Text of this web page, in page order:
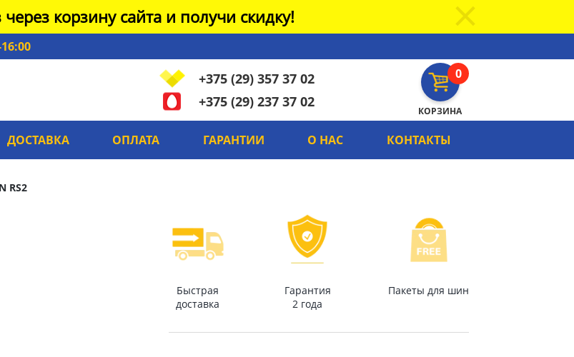
корзину сайта и получи скидку!
0
КОРЗИНА
+375 (29) 357 37 02
+375 (29) 237 37 02
ДОСТАВКА ОПЛАТА ГАРАНТИИ О НАС КОНТАКТЫ
RS2
Быстрая
доставка
Гарантия
2 года
Пакеты для шин